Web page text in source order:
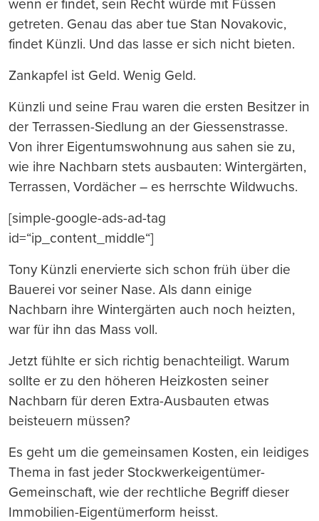
wenn er findet, sein Recht würde mit Füssen
getreten. Genau das aber tue Stan Novakovic,
findet Künzli. Und das lasse er sich nicht bieten.
Zankapfel ist Geld. Wenig Geld.
Künzli und seine Frau waren die ersten Besitzer in
der Terrassen-Siedlung an der Giessenstrasse.
Von ihrer Eigentumswohnung aus sahen sie zu,
wie ihre Nachbarn stets ausbauten: Wintergärten,
Terrassen, Vordächer – es herrschte Wildwuchs.
[simple-google-ads-ad-tag
id=“ip_content_middle“]
Tony Künzli enervierte sich schon früh über die
Bauerei vor seiner Nase. Als dann einige
Nachbarn ihre Wintergärten auch noch heizten,
war für ihn das Mass voll.
Jetzt fühlte er sich richtig benachteiligt. Warum
sollte er zu den höheren Heizkosten seiner
Nachbarn für deren Extra-Ausbauten etwas
beisteuern müssen?
Es geht um die gemeinsamen Kosten, ein leidiges
Thema in fast jeder Stockwerkeigentümer-
Gemeinschaft, wie der rechtliche Begriff dieser
Immobilien-Eigentümerform heisst.